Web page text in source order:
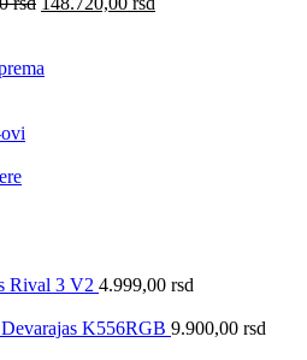
Rival 3 V2 4.999,00 rsd
K556RGB 9.900,00 rsd